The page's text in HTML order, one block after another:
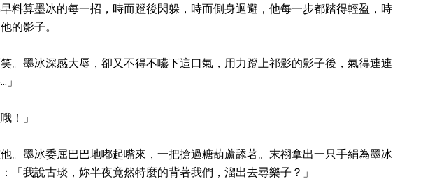
料算墨冰的每一招，時而蹬後閃躲，時而側身迴避，他每一步都踏得輕盈，時
的影子。
。墨冰深感大辱，卻又不得不嚥下這口氣，用力蹬上祁影的影子後，氣得連連
！」
。墨冰委屈巴巴地嘟起嘴來，一把搶過糖葫蘆舔著。末祤拿出一只手絹為墨冰
「我說古琰，妳半夜竟然特麼的背著我們，溜出去尋樂子？」